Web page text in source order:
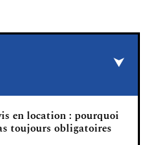
en location : pourquoi
toujours obligatoires